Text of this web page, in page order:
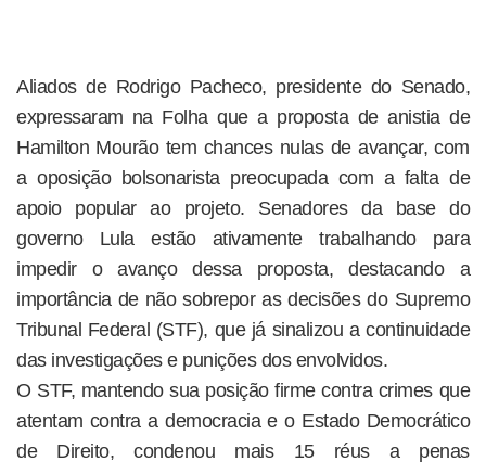
Aliados de Rodrigo Pacheco, presidente do Senado,
expressaram na Folha que a proposta de anistia de
Hamilton Mourão tem chances nulas de avançar, com
a oposição bolsonarista preocupada com a falta de
apoio popular ao projeto. Senadores da base do
governo Lula estão ativamente trabalhando para
impedir o avanço dessa proposta, destacando a
importância de não sobrepor as decisões do Supremo
Tribunal Federal (STF), que já sinalizou a continuidade
das investigações e punições dos envolvidos.
O STF, mantendo sua posição firme contra crimes que
atentam contra a democracia e o Estado Democrático
de Direito, condenou mais 15 réus a penas